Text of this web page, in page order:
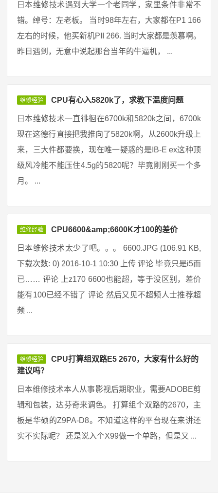
日本维修技术遇到大学一个老同学，家里条件非常不
错。绰号：左老板。 当时98年左右，大家都在P1 166
左右的时候，他买新机PII 266. 当时大家都是羡慕啊。
昨日遇到，无意中说起那台当年的牛逼机， ...
维修经验 CPU有心入5820k了，求教下温度问题
日本维修技术一直徘徊在6700k和5820k之间，6700k
现在这德行直接把我推向了5820k啊，从2600k升级上
来，三大件都要换，现在唯一疑惑的是IB-E ex这种顶
级风冷能不能压住4.5g的5820呢？毕竟刚刚买一个多
月。 ...
维修经验 CPU6600&amp;6600K才100的差价
日本维修技术太少了吧。。。 6600.JPG (106.91 KB,
下载次数: 0) 2016-10-1 10:30 上传 评论 毕竟只是i5而
已…… 评论 上z170 6600也能超，等于没区别，差价
能有100已经不错了 评论 然后又见不超频人士推荐超
频 ...
维修经验
CPU打算组双路E5 2670，大家有什么好的
建议吗？
日本维修技术本人从事影视后期职业，需要ADOBE剪
辑和包装，达芬奇来调色。 打算组个双路的2670，主
板是华硕的Z9PA-D8。不知道这样的平台现在来讲还
实不实际呢？ 还是说入个X99做一个单路，但是又 ...